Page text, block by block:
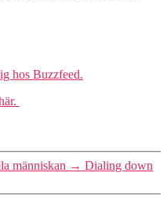
hos Buzzfeed.
människan → Dialing down